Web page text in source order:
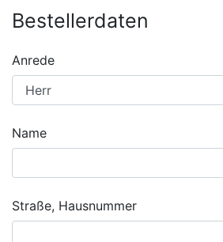
Bestellerdaten
Anrede
Name
Straße, Hausnummer